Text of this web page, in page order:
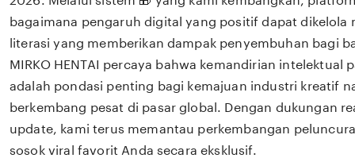
bagaimana pengaruh digital yang positif dapat dikelola
literasi yang memberikan dampak penyembuhan bagi
MIRKO HENTAI percaya bahwa kemandirian intelektual
adalah pondasi penting bagi kemajuan industri kreatif
berkembang pesat di pasar global. Dengan dukungan
update, kami terus memantau perkembangan
sosok viral favorit Anda secara eksklusif.